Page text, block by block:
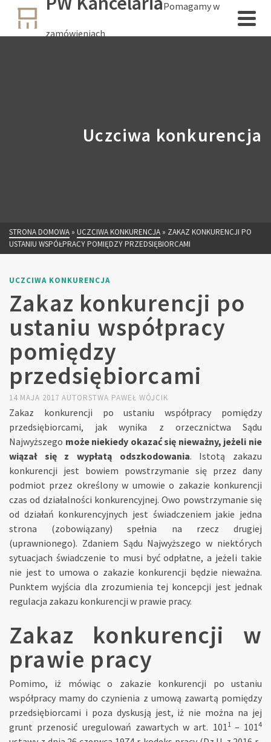
Pomagamy w
zamówieniach
Uczciwa konkurencja
STRONA DOMOWA » UCZCIWA KONKURENCJA » ZAKAZ KONKURENCJI PO
USTANIU WSPÓŁPRACY POMIĘDZY PRZEDSIĘBIORCAMI
UCZCIWA KONKURENCJA
Zakaz konkurencji po
ustaniu współpracy
pomiędzy
przedsiębiorcami
14 MAJA 2017 AUTORSTWA PAWEŁ WÓJCIK
Zakaz konkurencji po ustaniu współpracy pomiędzy
przedsiębiorcami, jak wynika z orzecznictwa Sądu
Najwyższego może niekiedy okazać się nieważny, jeżeli nie
wiązał się z wypłatą odszkodowania. Istotą zakazu
konkurencji jest bowiem powstrzymanie się przez dany
podmiot przez określony w umowie o zakazie konkurencji
czas od działalności konkurencyjnej. Owo powstrzymanie się
od działań konkurencyjnych jest świadczeniem jakie jedna
strona (zobowiązany) spełnia na rzecz drugiej
(uprawnionego). Zdaniem Sądu Najwyższego w niektórych
sytuacjach świadczenie to musi być odpłatne, a jeżeli takie
nie jest to umowa o zakazie konkurencji będzie nieważna.
Punktem wyjścia dla zrozumienia tej koncepcji jest jednak
regulacja zakazu konkurencji w prawie pracy.
Zakaz konkurencji w
prawie pracy
Pomimo, iż mówiąc o zakazie konkurencji po ustaniu
współpracy mamy do czynienia z umową zawartą pomiędzy
przedsiębiorcami i poza dyskusją jest, iż nie można na jej
grunt przenosić uregulowań zawartych w art. 1011 – 1014